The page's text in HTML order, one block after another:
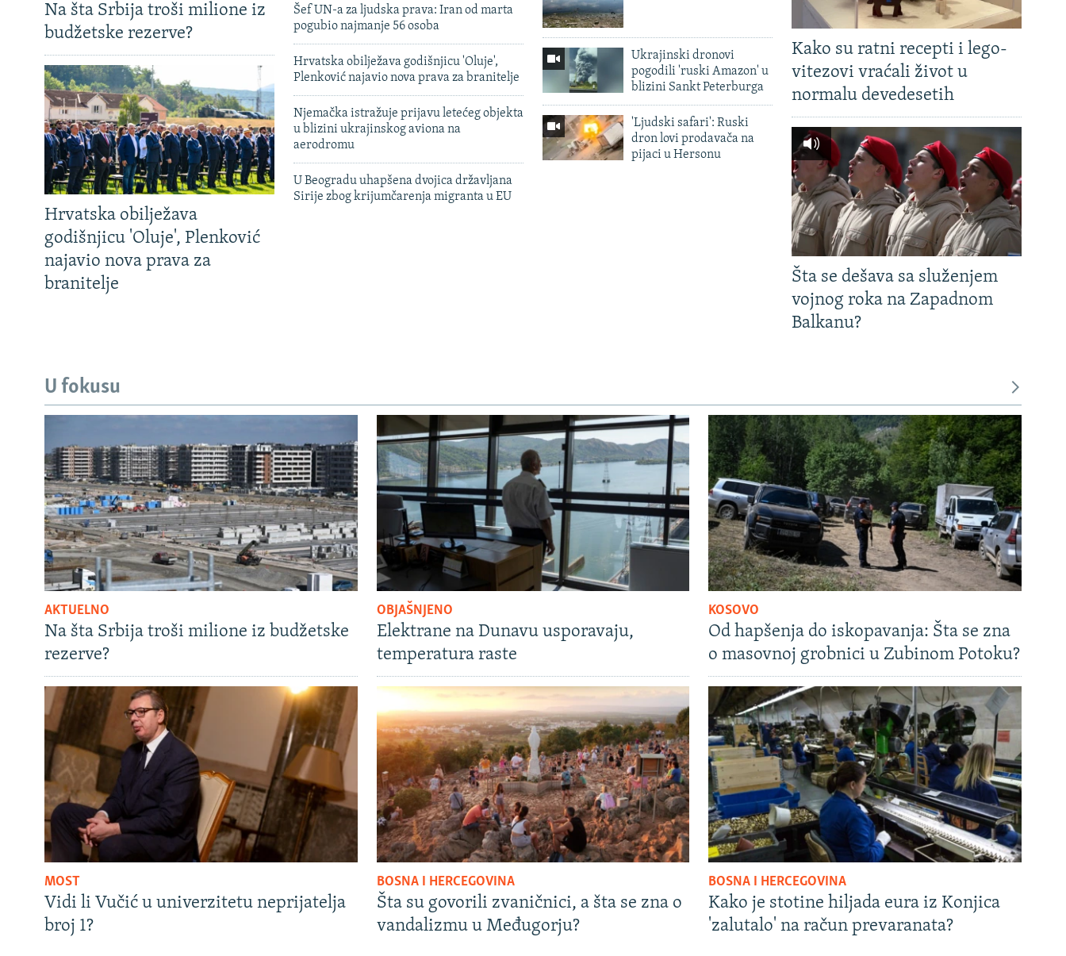
Na šta Srbija troši milione iz
budžetske rezerve?
Hrvatska obilježava
godišnjicu 'Oluje', Plenković
najavio nova prava za
branitelje
Šef UN-a za ljudska prava: Iran od marta
pogubio najmanje 56 osoba
Hrvatska obilježava godišnjicu 'Oluje',
Plenković najavio nova prava za branitelje
Njemačka istražuje prijavu letećeg objekta
u blizini ukrajinskog aviona na
aerodromu
U Beogradu uhapšena dvojica državljana
Sirije zbog krijumčarenja migranta u EU
Ukrajinski dronovi
pogodili 'ruski Amazon' u
blizini Sankt Peterburga
'Ljudski safari': Ruski
dron lovi prodavača na
pijaci u Hersonu
Kako su ratni recepti i lego-
vitezovi vraćali život u
normalu devedesetih
Šta se dešava sa služenjem
vojnog roka na Zapadnom
Balkanu?
U fokusu
AKTUELNO
Na šta Srbija troši milione iz budžetske
rezerve?
OBJAŠNJENO
Elektrane na Dunavu usporavaju,
temperatura raste
KOSOVO
Od hapšenja do iskopavanja: Šta se zna
o masovnoj grobnici u Zubinom Potoku?
MOST
Vidi li Vučić u univerzitetu neprijatelja
broj 1?
BOSNA I HERCEGOVINA
Šta su govorili zvaničnici, a šta se zna o
vandalizmu u Međugorju?
BOSNA I HERCEGOVINA
Kako je stotine hiljada eura iz Konjica
'zalutalo' na račun prevaranata?